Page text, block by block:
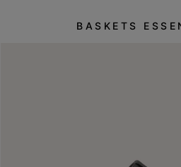
BASKETS